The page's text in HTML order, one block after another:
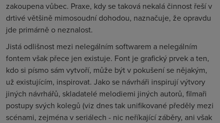
zakoupena vůbec. Praxe, kdy se taková nekalá činnost řeší v
drtivé většině mimosoudní dohodou, naznačuje, že opravdu
jde primárně o neznalost.
Jistá odlišnost mezi nelegálním softwarem a nelegálním
fontem však přece jen existuje. Font je grafický prvek a ten,
kdo si písmo sám vytvoří, může být v pokušení se nějakým,
už existujícím, inspirovat. Jako se návrháři inspirují výtvory
jiných návrhářů, skladatelé melodiemi jiných autorů, filmaři
postupy svých kolegů (viz dnes tak unifikované předěly mezi
scénami, zejména v seriálech - nic neříkající záběry, ani však